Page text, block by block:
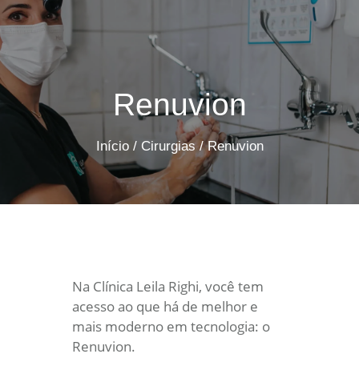
Renuvion
Início/ Cirurgias/Renuvion
Na Clínica Leila Righi, você tem
acesso ao que há de melhor e
mais moderno em tecnologia: o
Renuvion.